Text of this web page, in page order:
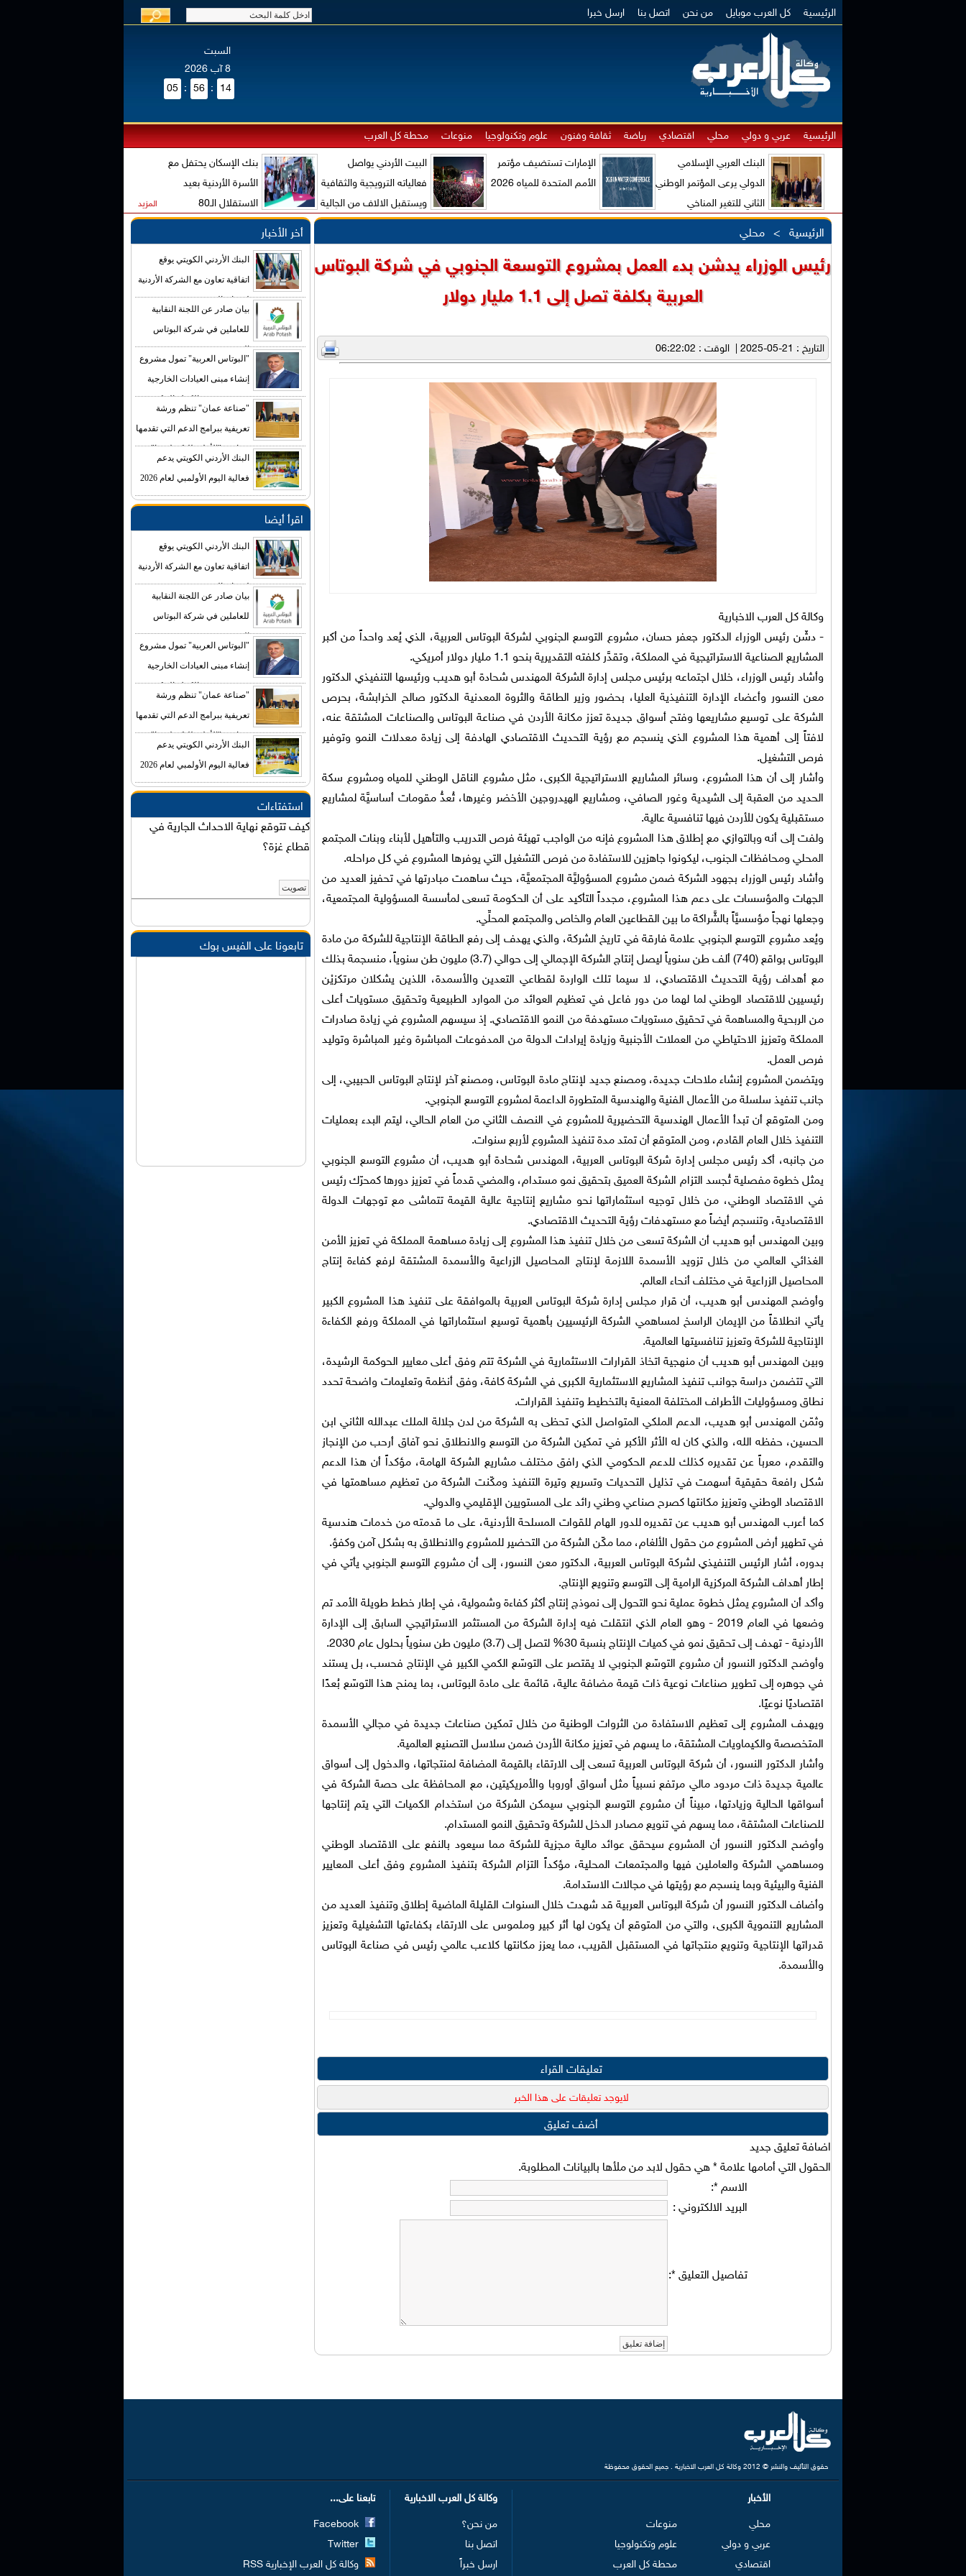
الرئيسية كل العرب موبايل من نحن اتصل بنا ارسل خبرا
السبت
8 آب 2026
05 : 56 : 15
الرئيسية عربي و دولي محلي اقتصادي رياضة ثقافة وفنون علوم وتكنولوجيا منوعات محطة كل العرب
البنك العربي الإسلامي
الدولي يرعى المؤتمر الوطني
الثاني للتغير المناخي
الإمارات تستضيف مؤتمر
الأمم المتحدة للمياه 2026
البيت الأردني يواصل
فعالياته الترويجية والثقافية
ويستقبل الالاف من الجالية
بنك الإسكان يحتفل مع
الأسرة الأردنية بعيد
الاستقلال الـ80
المزيد
الرئيسية > محلي
رئيس الوزراء يدشن بدء العمل بمشروع التوسعة الجنوبي في شركة البوتاس
العربية بكلفة تصل إلى 1.1 مليار دولار
التاريخ : 21-05-2025 | الوقت : 06:22:02
وكالة كل العرب الاخبارية
- دشّن رئيس الوزراء الدكتور جعفر حسان، مشروع التوسع الجنوبي لشركة البوتاس العربية، الذي يُعد واحداً من أكبر
المشاريع الصناعية الاستراتيجية في المملكة، وتقدَّر كلفته التقديرية بنحو 1.1 مليار دولار أمريكي.
وأشاد رئيس الوزراء، خلال اجتماعه برئيس مجلس إدارة الشركة المهندس شحادة أبو هديب ورئيسها التنفيذي الدكتور
معن النسور وأعضاء الإدارة التنفيذية العليا، بحضور وزير الطاقة والثروة المعدنية الدكتور صالح الخرابشة، بحرص
الشركة على توسيع مشاريعها وفتح أسواق جديدة تعزز مكانة الأردن في صناعة البوتاس والصناعات المشتقة عنه،
لافتاً إلى أهمية هذا المشروع الذي ينسجم مع رؤية التحديث الاقتصادي الهادفة إلى زيادة معدلات النمو وتوفير
فرص التشغيل.
وأشار إلى أن هذا المشروع، وسائر المشاريع الاستراتيجية الكبرى، مثل مشروع الناقل الوطني للمياه ومشروع سكة
الحديد من العقبة إلى الشيدية وغور الصافي، ومشاريع الهيدروجين الأخضر وغيرها، تُعدُّ مقومات أساسيَّة لمشاريع
مستقبلية يكون للأردن فيها تنافسية عالية.
ولفت إلى أنه وبالتوازي مع إطلاق هذا المشروع فإنه من الواجب تهيئة فرص التدريب والتأهيل لأبناء وبنات المجتمع
المحلي ومحافظات الجنوب، ليكونوا جاهزين للاستفادة من فرص التشغيل التي يوفرها المشروع في كل مراحله.
وأشاد رئيس الوزراء بجهود الشركة ضمن مشروع المسؤوليَّة المجتمعيَّة، حيث ساهمت مبادرتها في تحفيز العديد من
الجهات والمؤسسات على دعم هذا المشروع، مجدداً التأكيد على أن الحكومة تسعى لمأسسة المسؤولية المجتمعية،
وجعلها نهجاً مؤسسيَّاً بالشَّراكة ما بين القطاعين العام والخاص والمجتمع المحلِّي.
ويُعد مشروع التوسع الجنوبي علامة فارقة في تاريخ الشركة، والذي يهدف إلى رفع الطاقة الإنتاجية للشركة من مادة
البوتاس بواقع (740) ألف طن سنوياً ليصل إنتاج الشركة الإجمالي إلى حوالي (3.7) مليون طن سنوياً، منسجمة بذلك
مع أهداف رؤية التحديث الاقتصادي، لا سيما تلك الواردة لقطاعي التعدين والأسمدة، اللذين يشكلان مرتكزيْن
رئيسيين للاقتصاد الوطني لما لهما من دور فاعل في تعظيم العوائد من الموارد الطبيعية وتحقيق مستويات أعلى
من الربحية والمساهمة في تحقيق مستويات مستهدفة من النمو الاقتصادي. إذ سيسهم المشروع في زيادة صادرات
المملكة وتعزيز الاحتياطي من العملات الأجنبية وزيادة إيرادات الدولة من المدفوعات المباشرة وغير المباشرة وتوليد
فرص العمل.
ويتضمن المشروع إنشاء ملاحات جديدة، ومصنع جديد لإنتاج مادة البوتاس، ومصنع آخر لإنتاج البوتاس الحبيبي، إلى
جانب تنفيذ سلسلة من الأعمال الفنية والهندسية المتطورة الداعمة لمشروع التوسع الجنوبي.
ومن المتوقع أن تبدأ الأعمال الهندسية التحضيرية للمشروع في النصف الثاني من العام الحالي، ليتم البدء بعمليات
التنفيذ خلال العام القادم، ومن المتوقع أن تمتد مدة تنفيذ المشروع لأربع سنوات.
من جانبه، أكد رئيس مجلس إدارة شركة البوتاس العربية، المهندس شحادة أبو هديب، أن مشروع التوسع الجنوبي
يمثل خطوة مفصلية تُجسد التزام الشركة العميق بتحقيق نمو مستدام، والمضي قدماً في تعزيز دورها كمحرّك رئيس
في الاقتصاد الوطني، من خلال توجيه استثماراتها نحو مشاريع إنتاجية عالية القيمة تتماشى مع توجهات الدولة
الاقتصادية، وتنسجم أيضاً مع مستهدفات رؤية التحديث الاقتصادي.
وبين المهندس أبو هديب أن الشركة تسعى من خلال تنفيذ هذا المشروع إلى زيادة مساهمة المملكة في تعزيز الأمن
الغذائي العالمي من خلال تزويد الأسمدة اللازمة لإنتاج المحاصيل الزراعية والأسمدة المشتقة لرفع كفاءة إنتاج
المحاصيل الزراعية في مختلف أنحاء العالم.
وأوضح المهندس أبو هديب، أن قرار مجلس إدارة شركة البوتاس العربية بالموافقة على تنفيذ هذا المشروع الكبير
يأتي انطلاقاً من الإيمان الراسخ لمساهمي الشركة الرئيسيين بأهمية توسيع استثماراتها في المملكة ورفع الكفاءة
الإنتاجية للشركة وتعزيز تنافسيتها العالمية.
وبين المهندس أبو هديب أن منهجية اتخاذ القرارات الاستثمارية في الشركة تتم وفق أعلى معايير الحوكمة الرشيدة،
التي تتضمن دراسة جوانب تنفيذ المشاريع الاستثمارية الكبرى في الشركة كافة، وفق أنظمة وتعليمات واضحة تحدد
نطاق ومسؤوليات الأطراف المختلفة المعنية بالتخطيط وتنفيذ القرارات.
وثمّن المهندس أبو هديب، الدعم الملكي المتواصل الذي تحظى به الشركة من لدن جلالة الملك عبدالله الثاني ابن
الحسين، حفظه الله، والذي كان له الأثر الأكبر في تمكين الشركة من التوسع والانطلاق نحو آفاق أرحب من الإنجاز
والتقدم، معرباً عن تقديره كذلك للدعم الحكومي الذي رافق مختلف مشاريع الشركة الهامة، مؤكداً أن هذا الدعم
شكل رافعة حقيقية أسهمت في تذليل التحديات وتسريع وتيرة التنفيذ ومكّنت الشركة من تعظيم مساهمتها في
الاقتصاد الوطني وتعزيز مكانتها كصرح صناعي وطني رائد على المستويين الإقليمي والدولي.
كما أعرب المهندس أبو هديب عن تقديره للدور الهام للقوات المسلحة الأردنية، على ما قدمته من خدمات هندسية
في تطهير أرض المشروع من حقول الألغام، مما مكّن الشركة من التحضير للمشروع والانطلاق به بشكل آمن وكفؤ.
بدوره، أشار الرئيس التنفيذي لشركة البوتاس العربية، الدكتور معن النسور، إلى أن مشروع التوسع الجنوبي يأتي في
إطار أهداف الشركة المركزية الرامية إلى التوسع وتنويع الإنتاج.
وأكد أن المشروع يمثل خطوة عملية نحو التحول إلى نموذج إنتاج أكثر كفاءة وشمولية، في إطار خطط طويلة الأمد تم
وضعها في العام 2019 - وهو العام الذي انتقلت فيه إدارة الشركة من المستثمر الاستراتيجي السابق إلى الإدارة
الأردنية - تهدف إلى تحقيق نمو في كميات الإنتاج بنسبة 30% لتصل إلى (3.7) مليون طن سنوياً بحلول عام 2030.
وأوضح الدكتور النسور أن مشروع التوسّع الجنوبي لا يقتصر على التوسّع الكمي الكبير في الإنتاج فحسب، بل يستند
في جوهره إلى تطوير صناعات نوعية ذات قيمة مضافة عالية، قائمة على مادة البوتاس، بما يمنح هذا التوسّع بُعدًا
اقتصاديًا نوعيًا.
ويهدف المشروع إلى تعظيم الاستفادة من الثروات الوطنية من خلال تمكين صناعات جديدة في مجالي الأسمدة
المتخصصة والكيماويات المشتقة، ما يسهم في تعزيز مكانة الأردن ضمن سلاسل التصنيع العالمية.
وأشار الدكتور النسور، أن شركة البوتاس العربية تسعى إلى الارتقاء بالقيمة المضافة لمنتجاتها، والدخول إلى أسواق
عالمية جديدة ذات مردود مالي مرتفع نسبياً مثل أسواق أوروبا والأمريكيتين، مع المحافظة على حصة الشركة في
أسواقها الحالية وزيادتها، مبيناً أن مشروع التوسع الجنوبي سيمكن الشركة من استخدام الكميات التي يتم إنتاجها
للصناعات المشتقة، مما يسهم في تنويع مصادر الدخل للشركة وتحقيق النمو المستدام.
وأوضح الدكتور النسور أن المشروع سيحقق عوائد مالية مجزية للشركة مما سيعود بالنفع على الاقتصاد الوطني
ومساهمي الشركة والعاملين فيها والمجتمعات المحلية، مؤكداً التزام الشركة بتنفيذ المشروع وفق أعلى المعايير
الفنية والبيئية وبما ينسجم مع رؤيتها في مجالات الاستدامة.
وأضاف الدكتور النسور أن شركة البوتاس العربية قد شهدت خلال السنوات القليلة الماضية إطلاق وتنفيذ العديد من
المشاريع التنموية الكبرى، والتي من المتوقع أن يكون لها أثر كبير وملموس على الارتقاء بكفاءتها التشغيلية وتعزيز
قدراتها الإنتاجية وتنويع منتجاتها في المستقبل القريب، مما يعزز مكانتها كلاعب عالمي رئيس في صناعة البوتاس
والأسمدة.
تعليقات القراء
لايوجد تعليقات على هذا الخبر
أضف تعليق
اضافة تعليق جديد
الحقول التي أمامها علامة * هي حقول لابد من ملأها بالبيانات المطلوبة.
الاسم*
:
البريد الالكتروني:
تفاصيل التعليق*
:
أخر الأخبار
البنك الأردني الكويتي يوقع
اتفاقية تعاون مع الشركة الأردنية
لضمان القروض
بيان صادر عن اللجنة النقابية
للعاملين في شركة البوتاس
العربية
"البوتاس العربية" تمول مشروع
إنشاء مبنى العيادات الخارجية
في مستشفى الكرك الحكومي
بكلفة تصل إلى (4) ملايين دينار
"صناعة عمان" تنظم ورشة
تعريفية ببرامج الدعم التي تقدمها
صناديق "الأعلى للتكنولوجيا"
البنك الأردني الكويتي يدعم
فعالية اليوم الأولمبي لعام 2026
اقرأ أيضا
البنك الأردني الكويتي يوقع
اتفاقية تعاون مع الشركة الأردنية
لضمان القروض
بيان صادر عن اللجنة النقابية
للعاملين في شركة البوتاس
العربية
"البوتاس العربية" تمول مشروع
إنشاء مبنى العيادات الخارجية
في مستشفى الكرك الحكومي
بكلفة تصل إلى (4) ملايين دينار
"صناعة عمان" تنظم ورشة
تعريفية ببرامج الدعم التي تقدمها
صناديق "الأعلى للتكنولوجيا"
البنك الأردني الكويتي يدعم
فعالية اليوم الأولمبي لعام 2026
استفتاءات
كيف تتوقع نهاية الاحداث الجارية في
قطاع غزة؟
تابعونا على الفيس بوك
حقوق التأليف والنشر © 2012 وكالة كل العرب الاخبارية . جميع الحقوق محفوظة
الأخبار
محلي
عربي و دولي
اقتصادي
منوعات
علوم وتكنولوجيا
محطة كل العرب
وكالة كل العرب الاخبارية
من نحن؟
اتصل بنا
ارسل خبراً
تابعنا على...
Facebook
Twitter
وكالة كل العرب الإخبارية RSS